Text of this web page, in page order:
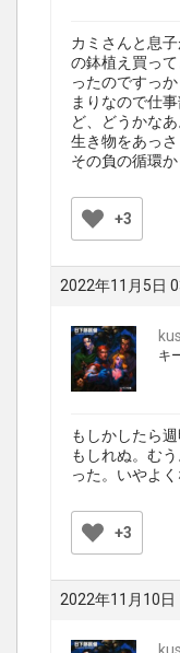
カミさんと息
の鉢植え買っ
ったのですっ
まりなので仕
ど、どうかな
生き物をあっ
その負の循環
+3
2022年11月5日
キ
もしかしたら
もしれぬ。む
った。いやよく
+3
2022年11月10日